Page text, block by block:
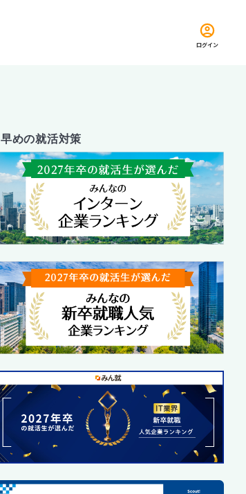
ログイン
早めの就活対策